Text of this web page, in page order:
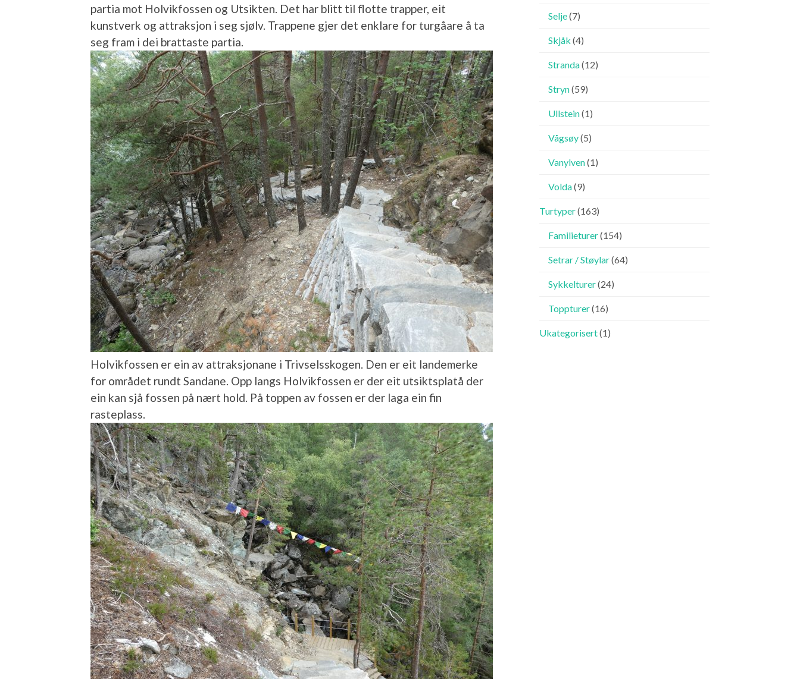
partia mot Holvikfossen og Utsikten. Det har blitt til flotte trapper, eit
kunstverk og attraksjon i seg sjølv. Trappene gjer det enklare for turgåare å ta
seg fram i dei brattaste partia.
Holvikfossen er ein av attraksjonane i Trivselsskogen. Den er eit landemerke
for området rundt Sandane. Opp langs Holvikfossen er der eit utsiktsplatå der
ein kan sjå fossen på nært hold. På toppen av fossen er der laga ein fin
rasteplass.
Selje(7)
Skjåk (4)
Stranda(12)
Stryn(59)
Ullstein(1)
Vågsøy(5)
Vanylven(1)
Volda(9)
Turtyper(163)
Familieturer(154)
Setrar / Støylar(64)
Sykkelturer(24)
Toppturer(16)
Ukategorisert(1)